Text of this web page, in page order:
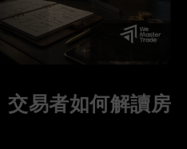
易者如何解讀房